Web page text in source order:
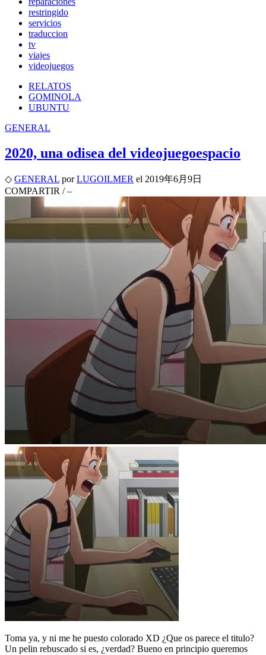
restringido
servicios
traduccion
tv
viajes
videojuegos
RELATOS
GOMINOLA
UBUNTU
GENERAL
2020, una odisea del videojuegoespacio
◇ GENERAL por LUGOILMER el 2019年6月9日
COMPARTIR / –
Toma ya, y ni me he puesto colorado XD ¿Que os parece el titulo?
Un pelin rebuscado si es, ¿verdad? Bueno en principio queremos